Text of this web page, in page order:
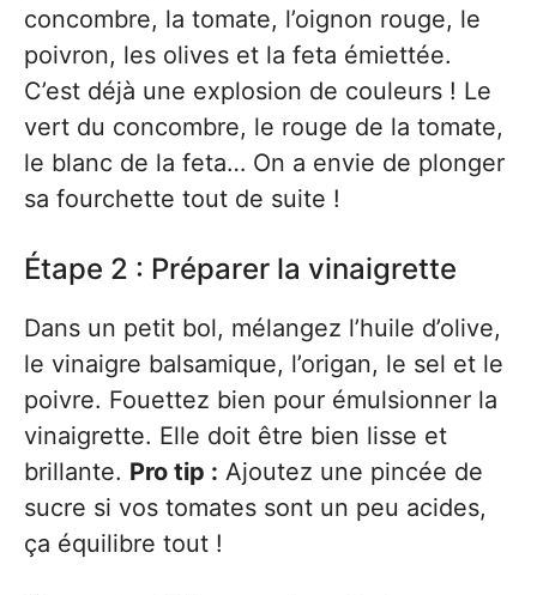
concombre, la tomate, l’oignon rouge, le
poivron, les olives et la feta émiettée.
C’est déjà une explosion de couleurs ! Le
vert du concombre, le rouge de la tomate,
le blanc de la feta… On a envie de plonger
sa fourchette tout de suite !
Étape 2 : Préparer la vinaigrette
Dans un petit bol, mélangez l’huile d’olive,
le vinaigre balsamique, l’origan, le sel et le
poivre. Fouettez bien pour émulsionner la
vinaigrette. Elle doit être bien lisse et
brillante. Pro tip : Ajoutez une pincée de
sucre si vos tomates sont un peu acides,
ça équilibre tout !